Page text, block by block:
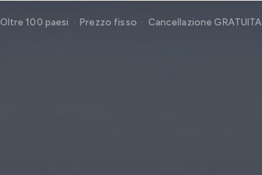
Oltre 100 paesi · Prezzo fisso · Cancellazione GRATUITA